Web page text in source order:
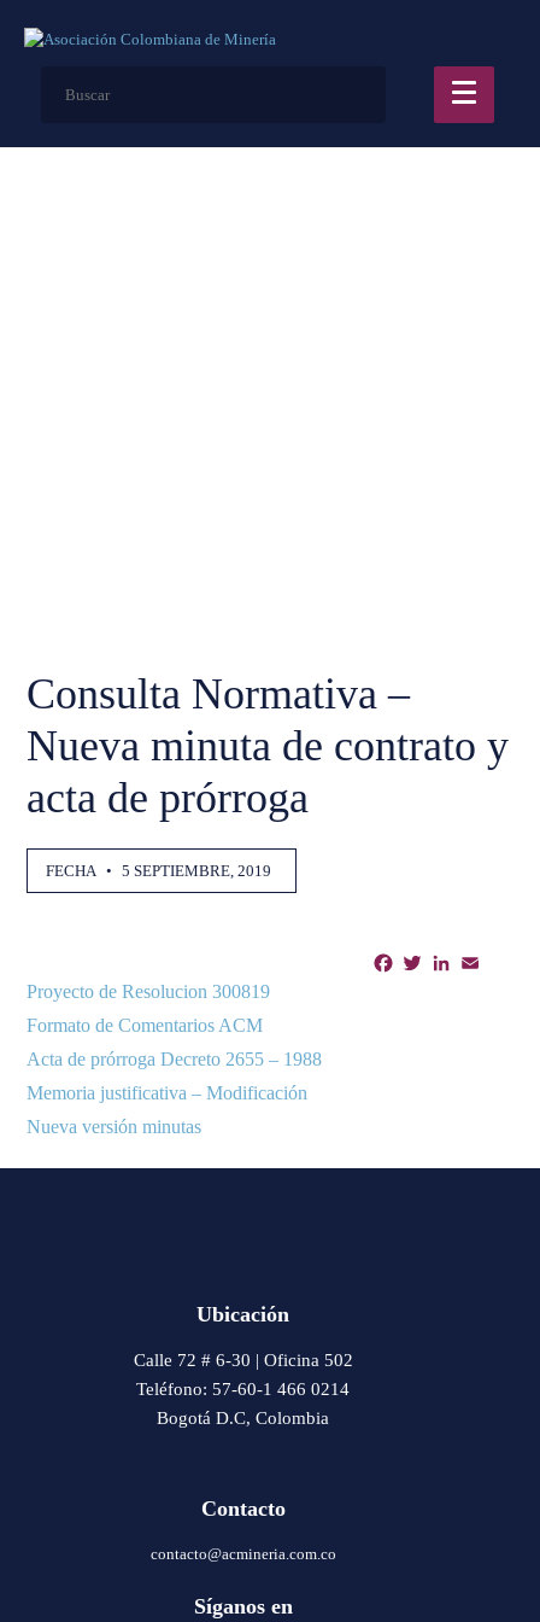
Consulta Normativa –
Nueva minuta de contrato y
acta de prórroga
FECHA • 5 SEPTIEMBRE, 2019
FacebookTwitterLinkedIn
Proyecto de Resolucion 300819
Formato de Comentarios ACM
Acta de prórroga Decreto 2655 – 1988
Memoria justificativa – Modificación
Nueva versión minutas
Ubicación
Calle 72 # 6-30 | Oficina 502
Teléfono: 57-60-1 466 0214
Bogotá D.C, Colombia
Contacto
contacto@acmineria.com.co
Síganos en